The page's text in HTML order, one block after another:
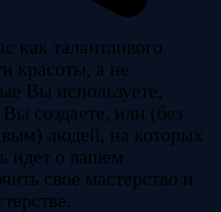
как талантливого
красоты, а не
Вы используете,
создаете, или (без
людей, на которых
идет о вашем
свое мастерство и